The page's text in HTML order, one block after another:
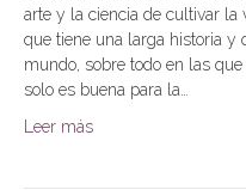
arte y la ciencia de cultivar la
que tiene una larga historia y
mundo, sobre todo en las
solo es buena para la…
Leer más